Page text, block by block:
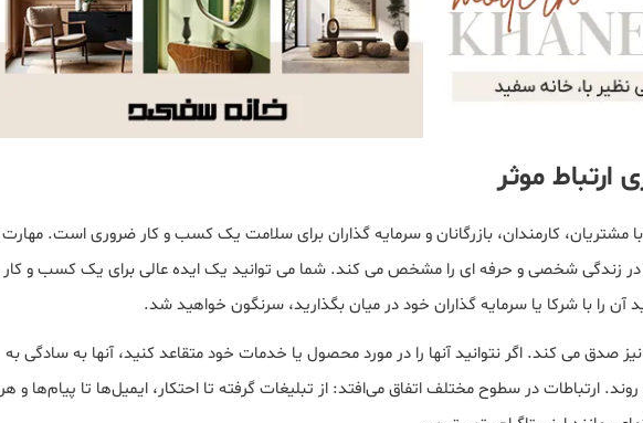
ارتباط موثر
مشتریان، کارمندان، بازرگانان و سرمایه گذاران برای سلامت یک کسب و کار ضروری است. مهارت
زندگی شخصی و حرفه ای را مشخص می کند. شما می توانید یک ایده عالی برای یک کسب و کار
آن را با شرکا یا سرمایه گذاران خود در میان بگذارید، سرنگون خواهید شد.
صدق می کند. اگر نتوانید آنها را در مورد محصول یا خدمات خود متقاعد کنید، آنها به سادگی به
ارتباطات در سطوح مختلف اتفاق می‌افتد: از تبلیغات گرفته تا احتکار، ایمیل‌ها تا پیام‌ها و هر